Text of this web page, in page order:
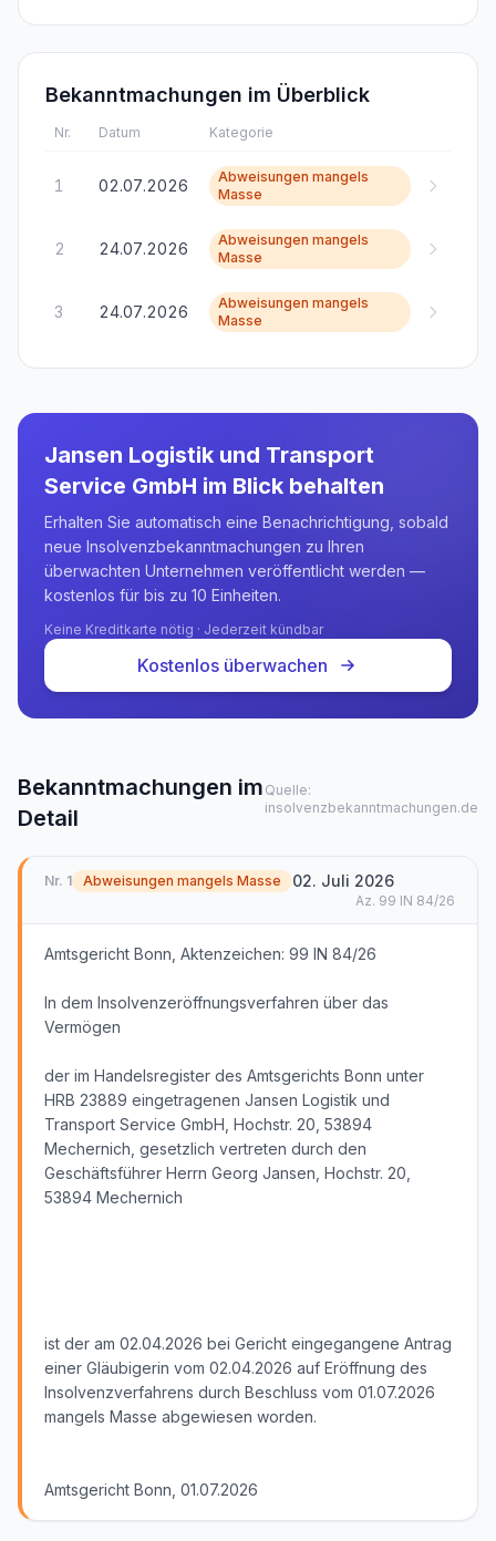
Bekanntmachungen im Überblick
Nr. Datum Kategorie
1 02.07.2026
Abweisungen mangels
Masse
2 24.07.2026
Abweisungen mangels
Masse
3 24.07.2026
Abweisungen mangels
Masse
Jansen Logistik und Transport
Service GmbH im Blick behalten
Erhalten Sie automatisch eine Benachrichtigung, sobald
neue Insolvenzbekanntmachungen zu Ihren
überwachten Unternehmen veröffentlicht werden —
kostenlos für bis zu 10 Einheiten.
Keine Kreditkarte nötig · Jederzeit kündbar
Kostenlos überwachen
Bekanntmachungen im
Detail
Quelle:
insolvenzbekanntmachungen.de
Nr. 1 Abweisungen mangels Masse 02. Juli 2026
Az. 99 IN 84/26
Amtsgericht Bonn, Aktenzeichen: 99 IN 84/26
In dem Insolvenzeröffnungsverfahren über das
Vermögen
der im Handelsregister des Amtsgerichts Bonn unter
HRB 23889 eingetragenen Jansen Logistik und
Transport Service GmbH, Hochstr. 20, 53894
Mechernich, gesetzlich vertreten durch den
Geschäftsführer Herrn Georg Jansen, Hochstr. 20,
53894 Mechernich
ist der am 02.04.2026 bei Gericht eingegangene Antrag
einer Gläubigerin vom 02.04.2026 auf Eröffnung des
Insolvenzverfahrens durch Beschluss vom 01.07.2026
mangels Masse abgewiesen worden.
Amtsgericht Bonn, 01.07.2026